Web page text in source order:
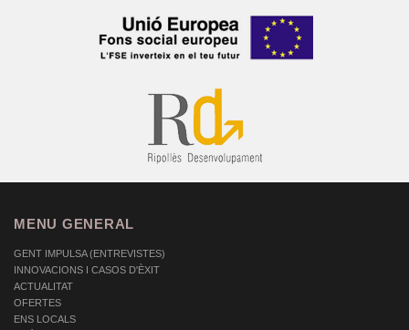
MENU GENERAL
GENT IMPULSA (ENTREVISTES)
INNOVACIONS I CASOS D'ÈXIT
ACTUALITAT
OFERTES
ENS LOCALS